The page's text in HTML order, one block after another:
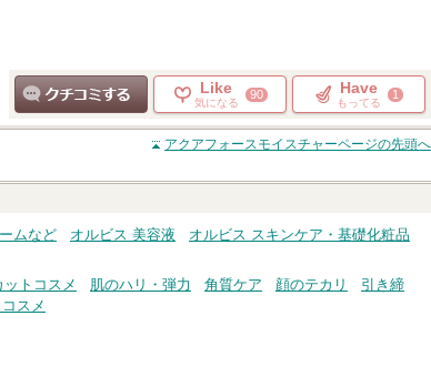
クチコミする
Like
気になる
90 Have
もってる
1
アクアフォースモイスチャーページの先頭へ
ムなど オルビス 美容液
オルビス スキンケア・基礎化粧品
ットコスメ 肌のハリ・弾力 角質ケア 顔のテカリ
引き締
スメ